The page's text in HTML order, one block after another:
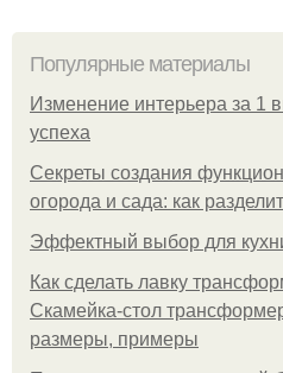
Популярные материалы
Изменение интерьера за 1
успеха
Секреты создания
огорода и сада: как
Эффектный выбор для
Как сделать лавку
Скамейка-стол
размеры, примеры